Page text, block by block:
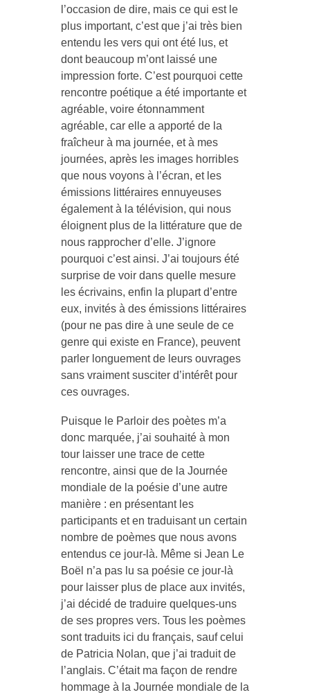
l’occasion de dire, mais ce qui est le
plus important, c’est que j’ai très bien
entendu les vers qui ont été lus, et
dont beaucoup m’ont laissé une
impression forte. C’est pourquoi cette
rencontre poétique a été importante et
agréable, voire étonnamment
agréable, car elle a apporté de la
fraîcheur à ma journée, et à mes
journées, après les images horribles
que nous voyons à l’écran, et les
émissions littéraires ennuyeuses
également à la télévision, qui nous
éloignent plus de la littérature que de
nous rapprocher d’elle. J’ignore
pourquoi c’est ainsi. J’ai toujours été
surprise de voir dans quelle mesure
les écrivains, enfin la plupart d’entre
eux, invités à des émissions littéraires
(pour ne pas dire à une seule de ce
genre qui existe en France), peuvent
parler longuement de leurs ouvrages
sans vraiment susciter d’intérêt pour
ces ouvrages.
Puisque le Parloir des poètes m’a
donc marquée, j’ai souhaité à mon
tour laisser une trace de cette
rencontre, ainsi que de la Journée
mondiale de la poésie d’une autre
manière : en présentant les
participants et en traduisant un certain
nombre de poèmes que nous avons
entendus ce jour-là. Même si Jean Le
Boël n’a pas lu sa poésie ce jour-là
pour laisser plus de place aux invités,
j’ai décidé de traduire quelques-uns
de ses propres vers. Tous les poèmes
sont traduits ici du français, sauf celui
de Patricia Nolan, que j’ai traduit de
l’anglais. C’était ma façon de rendre
hommage à la Journée mondiale de la